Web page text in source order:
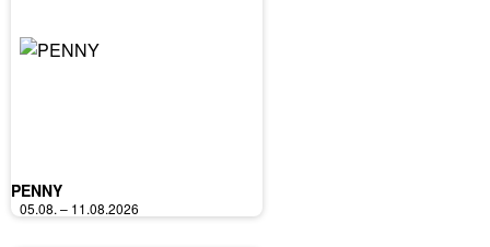
PENNY
05.08. – 11.08.2026